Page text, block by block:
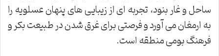
ساحل و غار بنود، تجربه ای از زیبایی های پنهان عسلویه را
به ارمغان می آورد و فرصتی برای غرق شدن در طبیعت بکر و
فرهنگ بومی منطقه است.